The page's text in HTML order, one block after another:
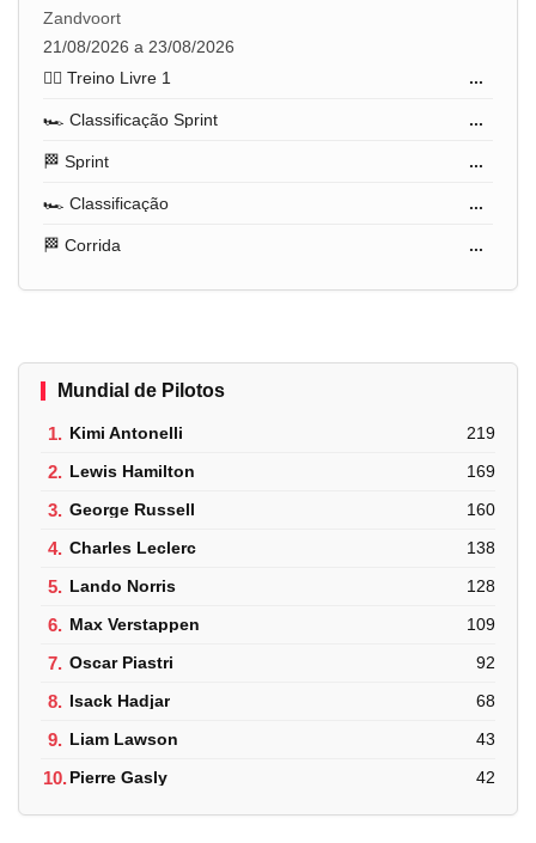
Zandvoort
21/08/2026 a 23/08/2026
🏋️‍♂️ Treino Livre 1
...
🏎️ Classificação Sprint ...
🏁 Sprint ...
🏎️ Classificação ...
🏁 Corrida ...
Mundial de Pilotos
1. Kimi Antonelli 219
2. Lewis Hamilton 169
3. George Russell 160
4. Charles Leclerc 138
5. Lando Norris 128
6. Max Verstappen 109
7. Oscar Piastri 92
8. Isack Hadjar 68
9. Liam Lawson 43
10.Pierre Gasly 42